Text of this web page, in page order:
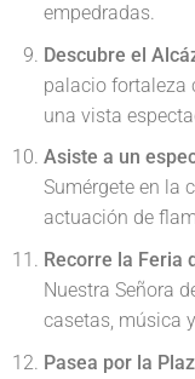
empedradas.
Descubre el
palacio fortaleza
una vista
Asiste a un
Sumérgete en la
actuación de
Recorre la Feria
Nuestra Señora
casetas, música
Pasea por la